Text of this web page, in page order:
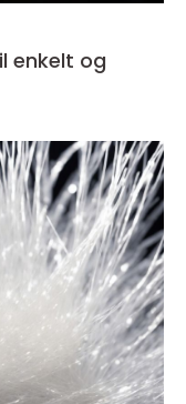
enkelt og